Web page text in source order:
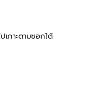
กาะตามซอกใต้